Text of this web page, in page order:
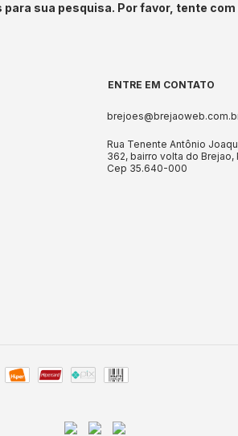
sua pesquisa. Por favor, tente
ENTRE EM CONTATO
Rua Tenente Antônio
362, bairro volta do Brejao,
Cep 35.640-000